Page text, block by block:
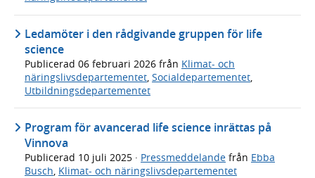
Ledamöter i den rådgivande gruppen för life
science
Publicerad 06 februari 2026 från Klimat- och
näringslivsdepartementet, Socialdepartementet,
Utbildningsdepartementet
Program för avancerad life science inrättas på
Vinnova
Publicerad 10 juli 2025 · Pressmeddelande från Ebba
Busch Klimat- och näringslivsdepartementet